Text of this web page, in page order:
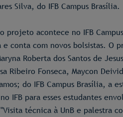
Silva, do IFB Campus Brasília.
projeto acontece no IFB
e conta com novos bolsistas. O
Roberta dos Santos de
Ribeiro Fonseca, Maycon
do IFB Campus Brasília, a
IFB para esses estudantes
técnica à UnB e palestra